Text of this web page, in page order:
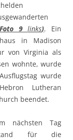
9links). Ein
in Madison
von Virginia als
wohnte, wurde
wurde
Lutheran
beendet.
nächsten Tag
für die